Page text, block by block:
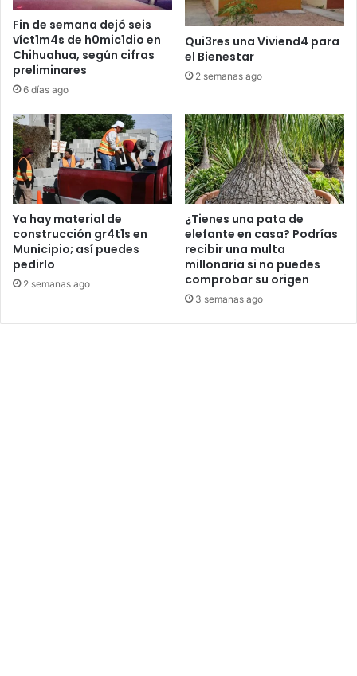
Fin de semana dejó seis
víct1m4s de h0mic1dio en
Chihuahua, según cifras
preliminares
6 días ago
Qui3res una Viviend4 para
el Bienestar
2 semanas ago
Ya hay material de
construcción gr4t1s en
Municipio; así puedes
pedirlo
2 semanas ago
¿Tienes una pata de
elefante en casa? Podrías
recibir una multa
millonaria si no puedes
comprobar su origen
3 semanas ago